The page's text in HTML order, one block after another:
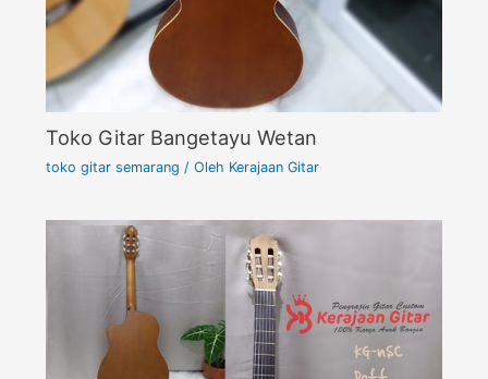
Toko Gitar Bangetayu Wetan
toko gitar semarang / Oleh Kerajaan Gitar